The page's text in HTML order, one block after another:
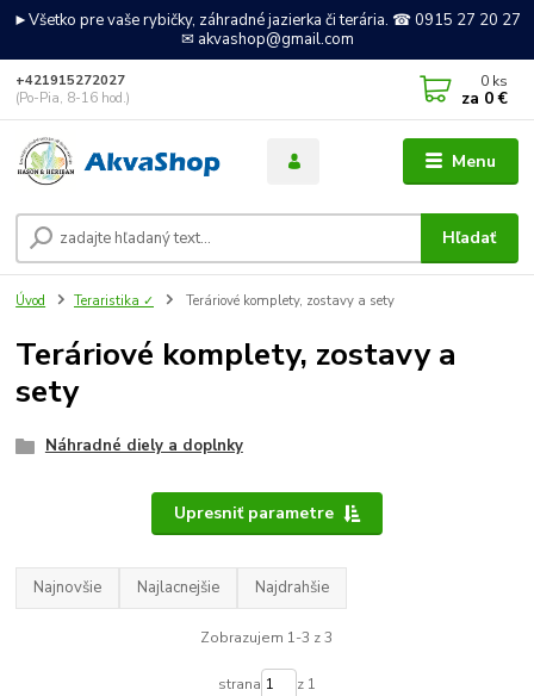
►Všetko pre vaše rybičky, záhradné jazierka či terária. ☎ 0915 27 20 27
✉ akvashop@gmail.com
Menu
Hľadať
+421915272027
(Po-Pia, 8-16 hod.)
0 ks
za 0 €
Úvod Teraristika ✓ Teráriové komplety, zostavy a sety
Teráriové komplety, zostavy a
sety
Náhradné diely a doplnky
Upresniť parametre
Najnovšie Najlacnejšie Najdrahšie
Zobrazujem 1-3 z 3
strana z 1